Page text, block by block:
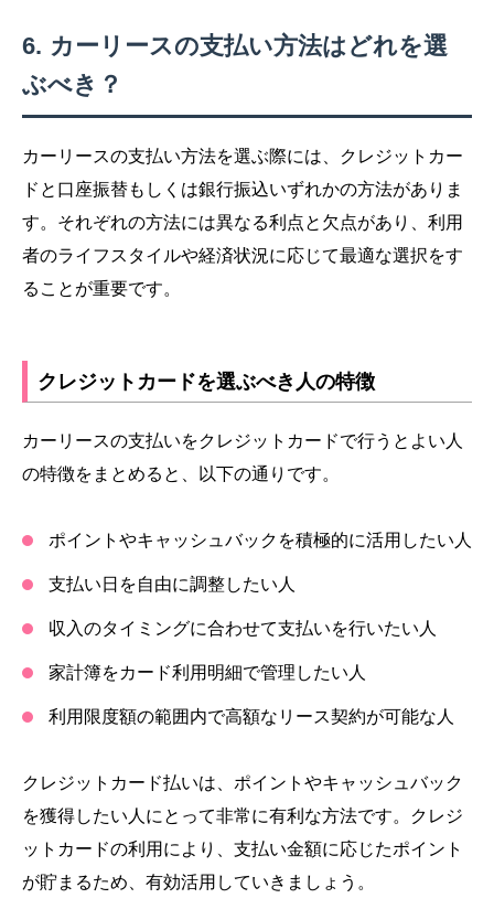
カーリースの支払い方法はどれを選
ぶべき？
カーリースの支払い方法を選ぶ際には、クレジットカー
ドと口座振替もしくは銀行振込いずれかの方法がありま
す。それぞれの方法には異なる利点と欠点があり、利用
者のライフスタイルや経済状況に応じて最適な選択をす
ることが重要です。
クレジットカードを選ぶべき人の特徴
カーリースの支払いをクレジットカードで行うとよい人
の特徴をまとめると、以下の通りです。
ポイントやキャッシュバックを積極的に活用したい人
支払い日を自由に調整したい人
収入のタイミングに合わせて支払いを行いたい人
家計簿をカード利用明細で管理したい人
利用限度額の範囲内で高額なリース契約が可能な人
クレジットカード払いは、ポイントやキャッシュバック
を獲得したい人にとって非常に有利な方法です。クレジ
ットカードの利用により、支払い金額に応じたポイント
が貯まるため、有効活用していきましょう。